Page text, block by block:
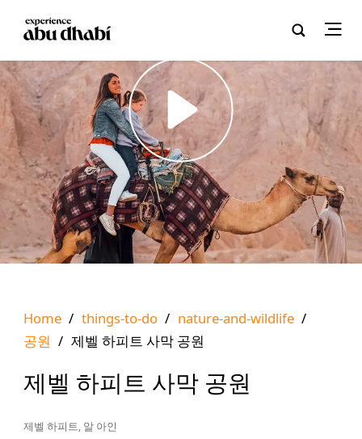
Play
Home / things-to-do / nature-and-wildlife /
공원 / 제벨 하피트 사막 공원
제벨 하피트 사막 공원
제벨 하피트, 알 아인